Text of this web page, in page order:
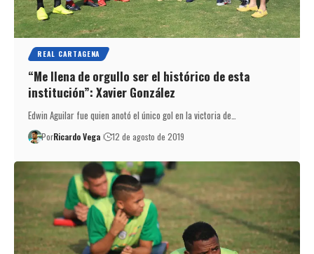
REAL CARTAGENA
“Me llena de orgullo ser el histórico de esta
institución”: Xavier González
Edwin Aguilar fue quien anotó el único gol en la victoria de…
PorRicardo Vega 12 de agosto de 2019